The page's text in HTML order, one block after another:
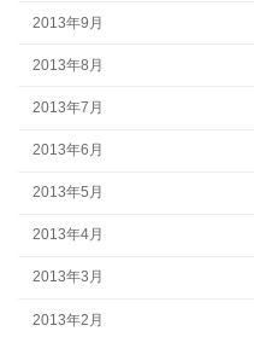
2013年9月
2013年8月
2013年7月
2013年6月
2013年5月
2013年4月
2013年3月
2013年2月